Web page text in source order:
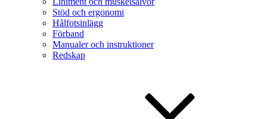
Stöd och ergonomi
Hålfotsinlägg
Förband
Manualer och instruktioner
Redskap